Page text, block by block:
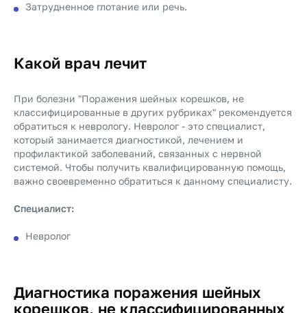
Затрудненное глотание или речь.
Какой врач лечит
При болезни "Поражения шейных корешков, не
классифицированные в других рубриках" рекомендуется
обратиться к неврологу. Невролог - это специалист,
который занимается диагностикой, лечением и
профилактикой заболеваний, связанных с нервной
системой. Чтобы получить квалифицированную помощь,
важно своевременно обратиться к данному специалисту.
Специалист:
Невролог
Диагностика поражения шейных
корешков, не классифицированных